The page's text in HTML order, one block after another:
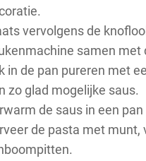
vervolgens de
samen
in de pan pureren met
zo glad mogelijke saus.
de saus in een
de pasta met munt,